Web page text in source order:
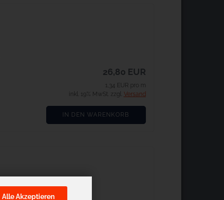
Alle Akzeptieren
26,80 EUR
1,34 EUR pro m
inkl. 19% MwSt. zzgl. Versand
IN DEN WARENKORB